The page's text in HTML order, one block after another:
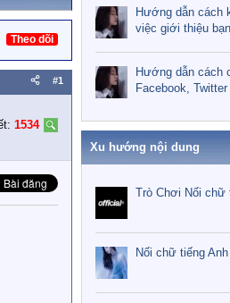
Theo dõi
#1
1534
Hướng dẫn cách
việc giới thiệu
Hướng dẫn cách
Facebook,
Xu hướng nội dung
Trò Chơi Nối chữ
Nối chữ tiếng Anh